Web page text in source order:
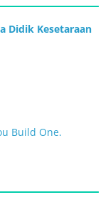
Didik Kesetaraan
Build One.